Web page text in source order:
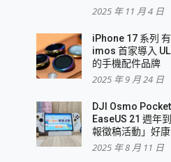
2025 年 11 月 4 日
iPhone 17 系列
imos 首家導入
的手機配件品牌
2025 年 9 月 24 日
DJI Osmo
EaseUS 21 週年
報徵稿活動」好
2025 年 8 月 11 日